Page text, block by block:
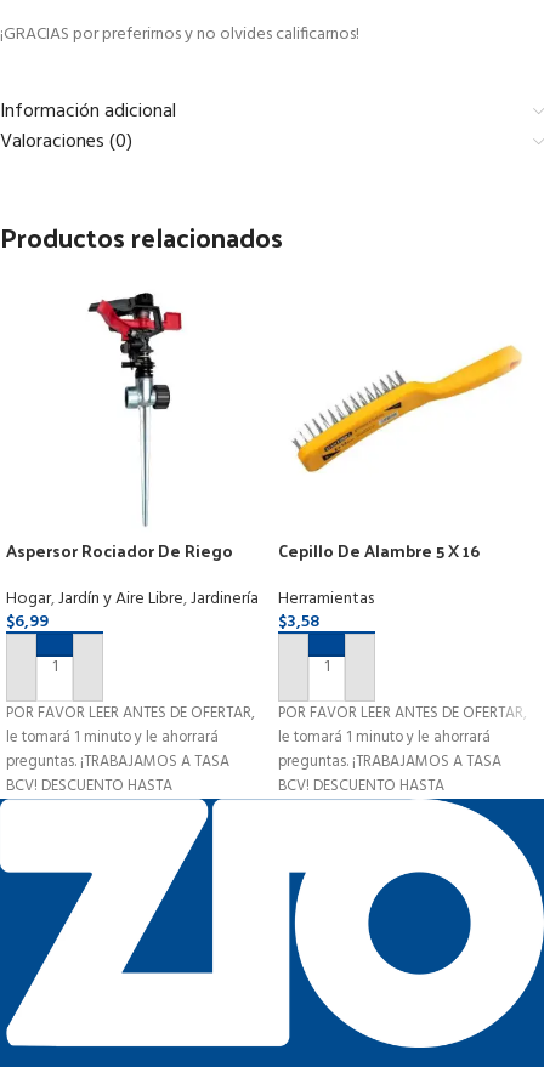
¡GRACIAS por preferirnos y no olvides calificarnos!
Información adicional
Valoraciones (0)
Productos relacionados
Aspersor Rociador De Riego
Hogar,Jardín y Aire Libre,Jardinería
$6,99
AÑADIR AL CARRITO
POR FAVOR LEER ANTES DE OFERTAR,
le tomará 1 minuto y le ahorrará
preguntas. ¡TRABAJAMOS A TASA
BCV! DESCUENTO HASTA
Cepillo De Alambre 5 X 16
Herramientas
$3,58
AÑADIR AL CARRITO
POR FAVOR LEER ANTES DE OFERTAR,
le tomará 1 minuto y le ahorrará
preguntas. ¡TRABAJAMOS A TASA
BCV! DESCUENTO HASTA